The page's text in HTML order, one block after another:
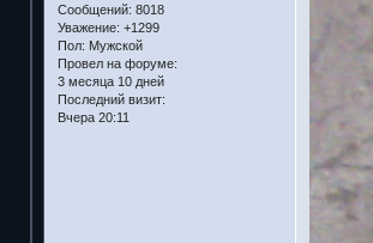
Сообщений: 8018
Уважение: +1299
Пол: Мужской
Провел на форуме:
3 месяца 10 дней
Последний визит:
Вчера 20:11